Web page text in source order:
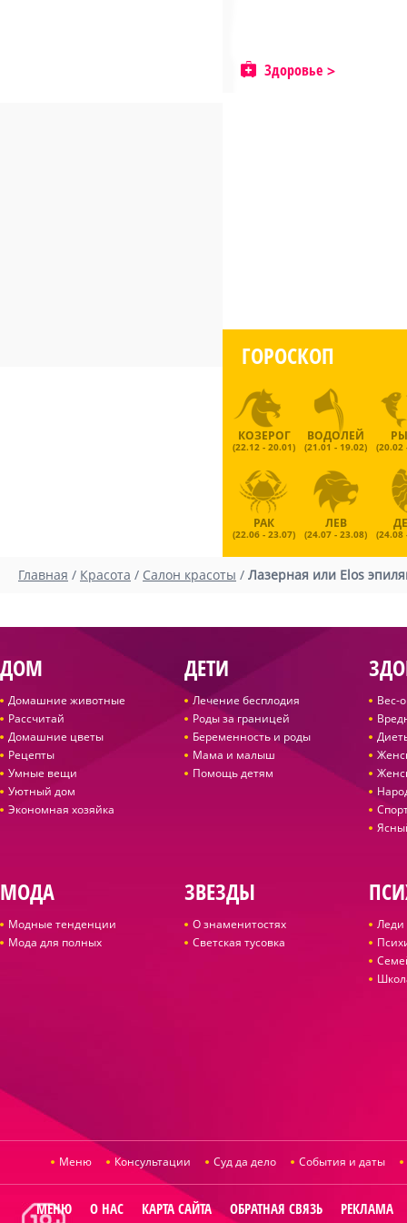
Здоровье
ГОРОСКОП
КОЗЕРОГ
(22.12 - 20.01)
ВОДОЛЕЙ
(21.01 - 19.02) (20.02
РАК
(22.06 - 23.07)
ЛЕВ
(24.07 - 23.08) (24.08
Главная / Красота / Салон красоты / Лазерная или Elos
ДОМ
Домашние животные
Рассчитай
Домашние цветы
Рецепты
Умные вещи
Уютный дом
Экономная хозяйка
ДЕТИ
Лечение бесплодия
Роды за границей
Беременность и роды
Мама и малыш
Помощь детям
Вес-
МОДА
Модные тенденции
Мода для полных
ЗВЕЗДЫ
О знаменитостях
Светская тусовка
Леди
Меню Консультации Суд да дело События и даты
МЕНЮ О НАС КАРТА САЙТА ОБРАТНАЯ СВЯЗЬ РЕКЛАМА